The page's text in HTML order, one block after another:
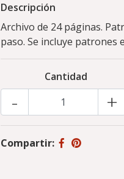
Descripción
Archivo de 24 páginas.
paso. Se incluye patrones
Cantidad
+
-
Compartir: